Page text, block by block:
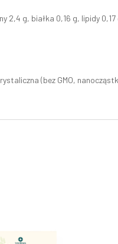
g, białka 0,16 g, lipidy 0,17
(bez GMO,